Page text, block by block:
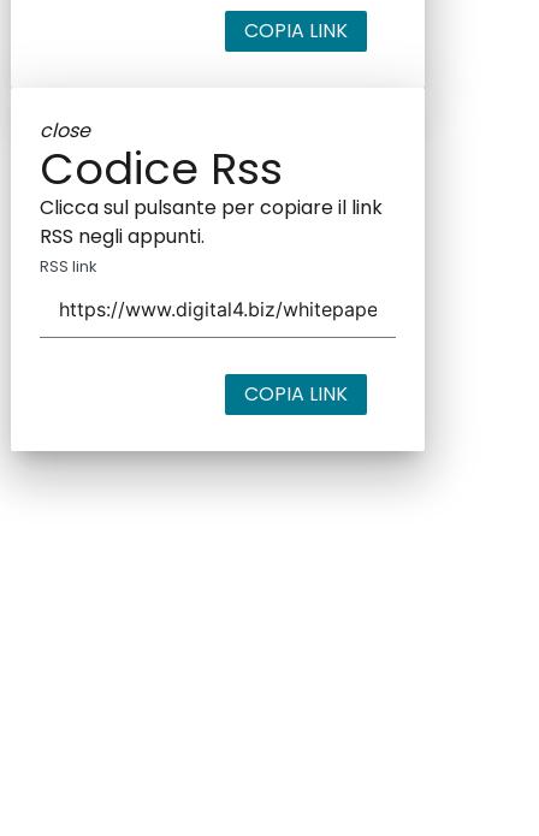
COPIA LINK
close
Codice Rss
Clicca sul pulsante per copiare il link
RSS negli appunti.
RSS link
COPIA LINK